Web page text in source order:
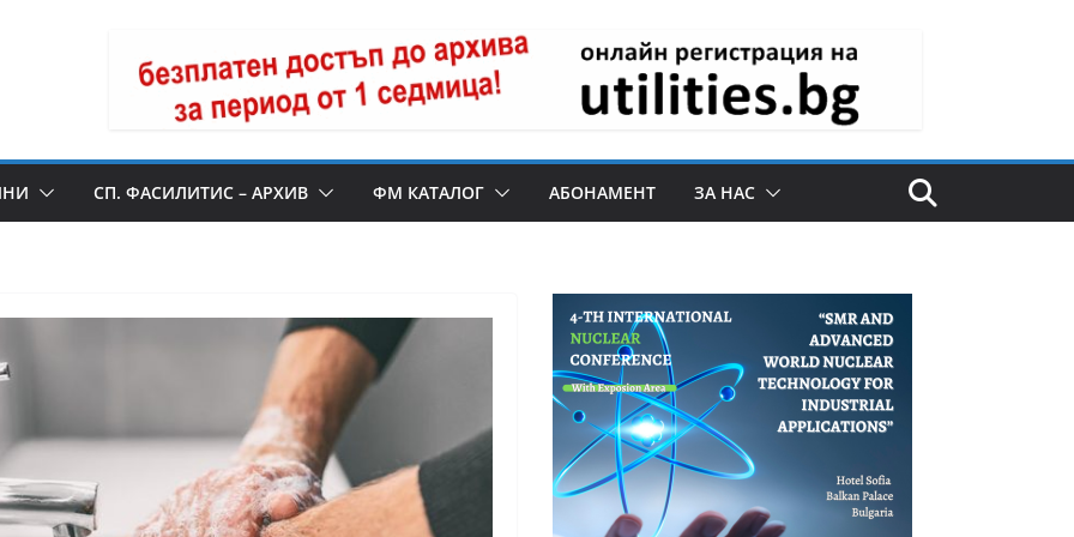
СП. ФАСИЛИТИС – АРХИВ ФМ КАТАЛОГ АБОНАМЕНТ ЗА НАС